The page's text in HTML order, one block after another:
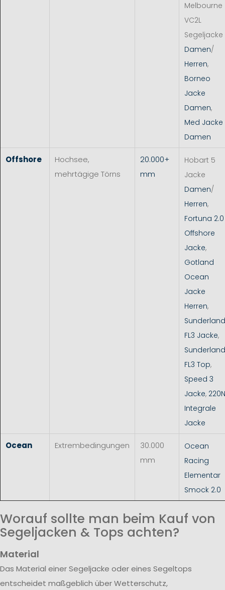
Melbourne
VC2L
Segeljacke
Damen/
Herren,
Borneo
Jacke
Damen,
Med Jacke
Damen
Offshore
Hochsee,
mehrtägige Törns
20.000+
mm
Hobart 5
Jacke
Damen/
Herren,
Fortuna 2.0
Offshore
Jacke,
Gotland
Ocean
Jacke
Herren,
Sunderland
FL3 Jacke,
Sunderland
FL3 Top,
Speed 3
Jacke, 220N
Integrale
Jacke
Ocean Extrembedingungen
30.000
mm
Ocean
Racing
Elementar
Smock 2.0
Worauf sollte man beim Kauf von
Segeljacken & Tops achten?
Material
Das Material einer Segeljacke oder eines Segeltops
entscheidet maßgeblich über Wetterschutz,